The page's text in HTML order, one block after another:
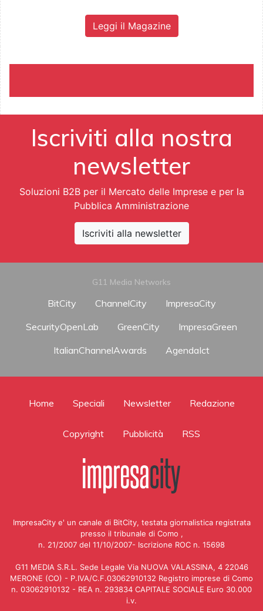
Leggi il Magazine
Iscriviti alla nostra
newsletter
Soluzioni B2B per il Mercato delle Imprese e per la
Pubblica Amministrazione
Iscriviti alla newsletter
G11 Media Networks
BitCity ChannelCity
ImpresaCity
SecurityOpenLab
GreenCity
ImpresaGreen
ItalianChannelAwards
AgendaIct
Home Speciali Newsletter Redazione
Copyright Pubblicità RSS
ImpresaCity e' un canale di BitCity, testata giornalistica registrata
presso il tribunale di Como ,
n. 21/2007 del 11/10/2007- Iscrizione ROC n. 15698
G11 MEDIA S.R.L. Sede Legale Via NUOVA VALASSINA, 4 22046
MERONE (CO) - P.IVA/C.F.03062910132 Registro imprese di Como
n. 03062910132 - REA n. 293834 CAPITALE SOCIALE Euro 30.000
i.v.